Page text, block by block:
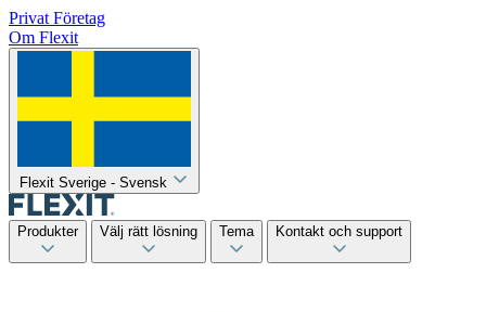
Privat Företag
Om Flexit
Flexit Sverige - Svensk
Produkter Välj rätt lösning Tema Kontakt och support